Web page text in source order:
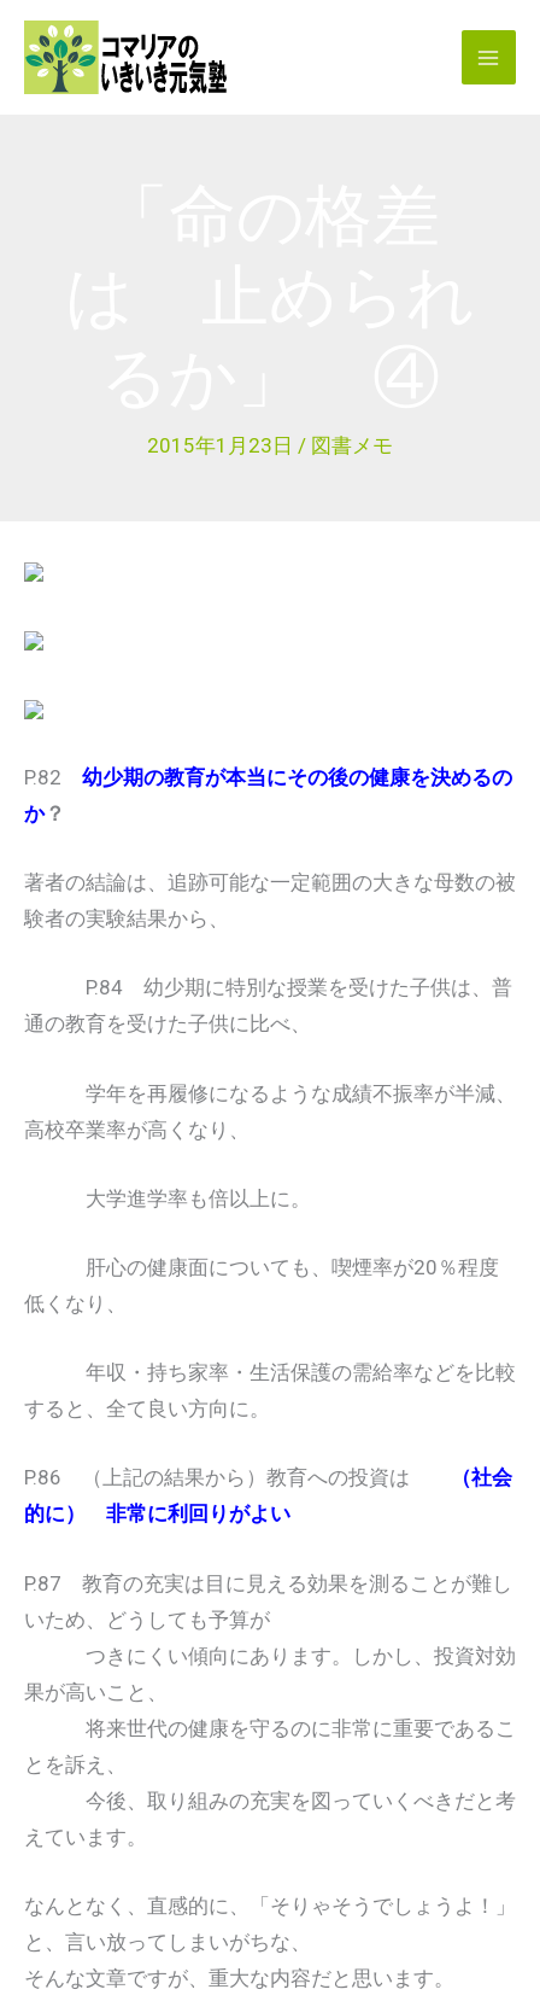
2015年1月23日 / 図書メモ
P.82 幼少期の教育が本当にその後の健康を決めるの
か？
著者の結論は、追跡可能な一定範囲の大きな母数の被
験者の実験結果から、
P.84 幼少期に特別な授業を受けた子供は、普
通の教育を受けた子供に比べ、
学年を再履修になるような成績不振率が半減、
高校卒業率が高くなり、
大学進学率も倍以上に。
肝心の健康面についても、喫煙率が20％程度
低くなり、
年収・持ち家率・生活保護の需給率などを比較
すると、全て良い方向に。
P.86 （上記の結果から）教育への投資は
（社会
的に） 非常に利回りがよい
P.87 教育の充実は目に見える効果を測ることが難し
いため、どうしても予算が
つきにくい傾向にあります。しかし、投資対効
果が高いこと、
将来世代の健康を守るのに非常に重要であるこ
とを訴え、
今後、取り組みの充実を図っていくべきだと考
えています。
なんとなく、直感的に、「そりゃそうでしょうよ！」
と、言い放ってしまいがちな、
そんな文章ですが、重大な内容だと思います。